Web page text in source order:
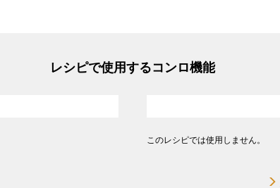
レシピで使用するコンロ機能
このレシピでは使用しません。